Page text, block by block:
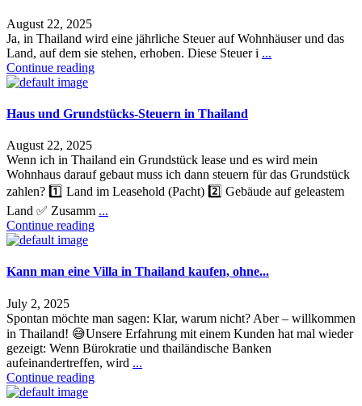
August 22, 2025
Ja, in Thailand wird eine jährliche Steuer auf Wohnhäuser und das
Land, auf dem sie stehen, erhoben. Diese Steuer i ...
Continue reading
Haus und Grundstücks-Steuern in Thailand
August 22, 2025
Wenn ich in Thailand ein Grundstück lease und es wird mein
Wohnhaus darauf gebaut muss ich dann steuern für das Grundstück
zahlen? 1️⃣ Land im Leasehold (Pacht) 2️⃣ Gebäude auf geleastem
Land ✅ Zusamm ...
Continue reading
Kann man eine Villa in Thailand kaufen, ohne...
July 2, 2025
Spontan möchte man sagen: Klar, warum nicht? Aber – willkommen
in Thailand! 😅Unsere Erfahrung mit einem Kunden hat mal wieder
gezeigt: Wenn Bürokratie und thailändische Banken
aufeinandertreffen, wird ...
Continue reading